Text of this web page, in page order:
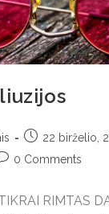
22 birželio,
0 Comments
RIMTAS